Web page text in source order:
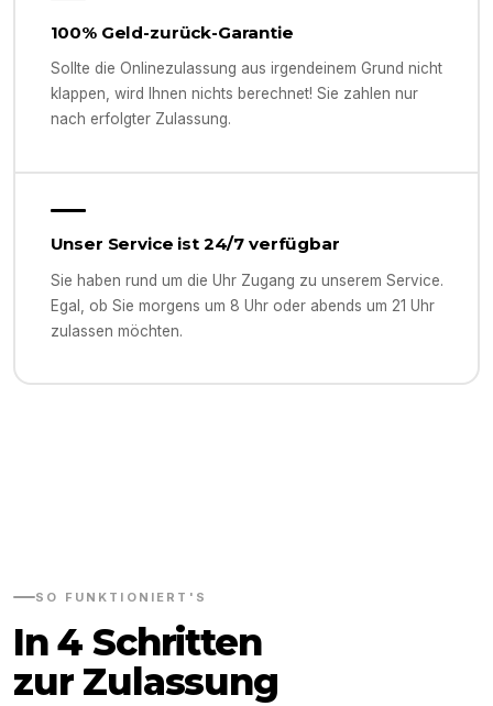
100% Geld-zurück-Garantie
Sollte die Onlinezulassung aus irgendeinem Grund nicht
klappen, wird Ihnen nichts berechnet! Sie zahlen nur
nach erfolgter Zulassung.
Unser Service ist 24/7 verfügbar
Sie haben rund um die Uhr Zugang zu unserem Service.
Egal, ob Sie morgens um 8 Uhr oder abends um 21 Uhr
zulassen möchten.
SO FUNKTIONIERT'S
In 4 Schritten
zur Zulassung